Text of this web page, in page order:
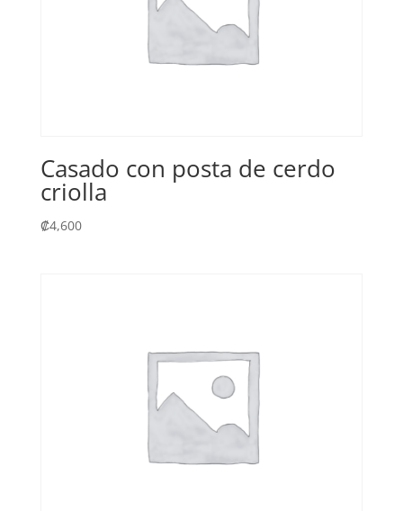
Casado con posta de cerdo
criolla
₡4,600